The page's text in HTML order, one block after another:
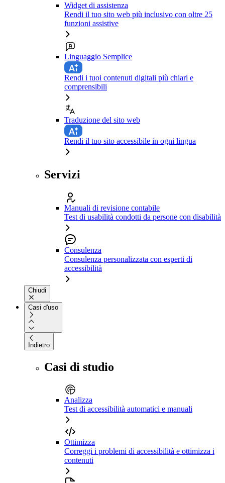
Widget di assistenza
Rendi il tuo sito web più inclusivo con oltre 25
funzioni assistive
Linguaggio Semplice
Rendi i tuoi contenuti digitali più chiari e
comprensibili
Traduzione del sito web
Rendi il tuo sito accessibile in ogni lingua
Servizi
Manuali di revisione contabile
Test di usabilità condotti da persone con disabilità
Consulenza
Consulenza personalizzata con esperti di
accessibilità
Chiudi
Casi d'uso
Indietro
Casi di studio
Analizza
Test di accessibilità automatici e manuali
Ottimizza
Correggi i problemi di accessibilità e ottimizza i
contenuti